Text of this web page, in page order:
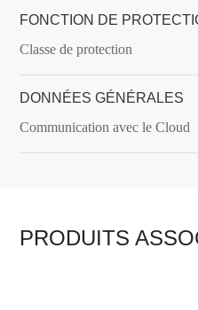
FONCTION DE
Classe de protection
DONNÉES GÉNÉRALES
Communication avec le Cloud
PRODUITS